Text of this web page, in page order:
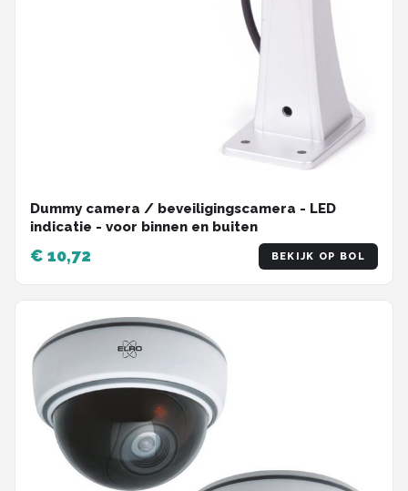
Dummy camera / beveiligingscamera - LED
indicatie - voor binnen en buiten
€ 10,72 BEKIJK OP BOL